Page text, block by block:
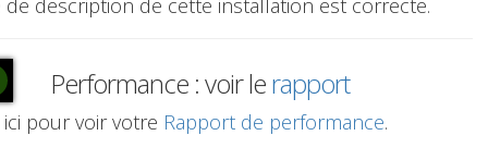
de description de cette installation est correcte.
Performance : voir lerapport
ici pour voir votre Rapport de performance.